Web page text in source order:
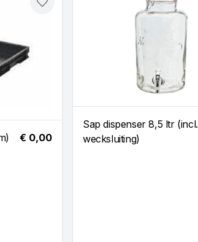
€ 0,00
Toevoegen
Sap dispenser 8,5 ltr (incl.
wecksluiting)